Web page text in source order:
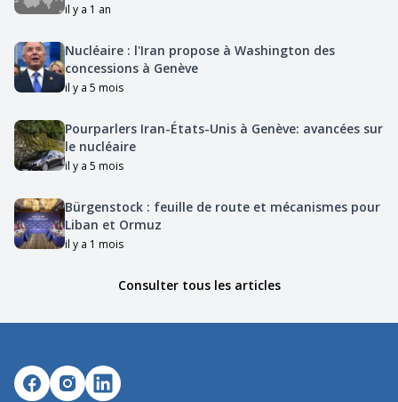
il y a 1 an
Nucléaire : l'Iran propose à Washington des
concessions à Genève
il y a 5 mois
Pourparlers Iran-États-Unis à Genève: avancées sur
le nucléaire
il y a 5 mois
Bürgenstock : feuille de route et mécanismes pour
Liban et Ormuz
il y a 1 mois
Consulter tous les articles